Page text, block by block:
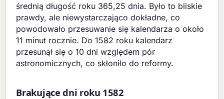
średnią długość roku 365,25 dnia. Było to bliskie
prawdy, ale niewystarczająco dokładne, co
powodowało przesuwanie się kalendarza o około
11 minut rocznie. Do 1582 roku kalendarz
przesunął się o 10 dni względem pór
astronomicznych, co skłoniło do reformy.
Brakujące dni roku 1582